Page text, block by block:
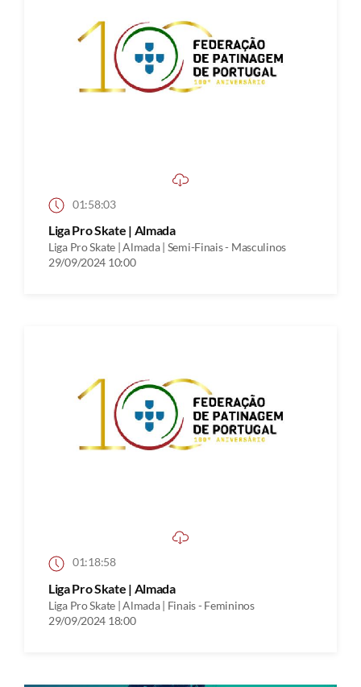
01:58:03
Liga Pro Skate | Almada
Liga Pro Skate | Almada | Semi-Finais - Masculinos
29/09/2024 10:00
01:18:58
Liga Pro Skate | Almada
Liga Pro Skate | Almada | Finais - Femininos
29/09/2024 18:00